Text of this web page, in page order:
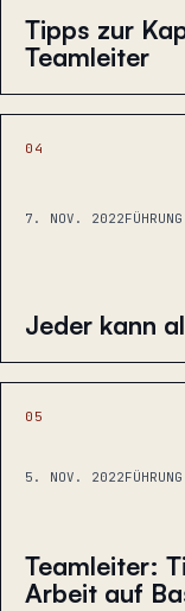
Tipps zur
Teamleiter
04
7. NOV. 2022FÜHRUNG
Jeder kann
05
5. NOV. 2022FÜHRUNG
Teamleiter:
Arbeit auf